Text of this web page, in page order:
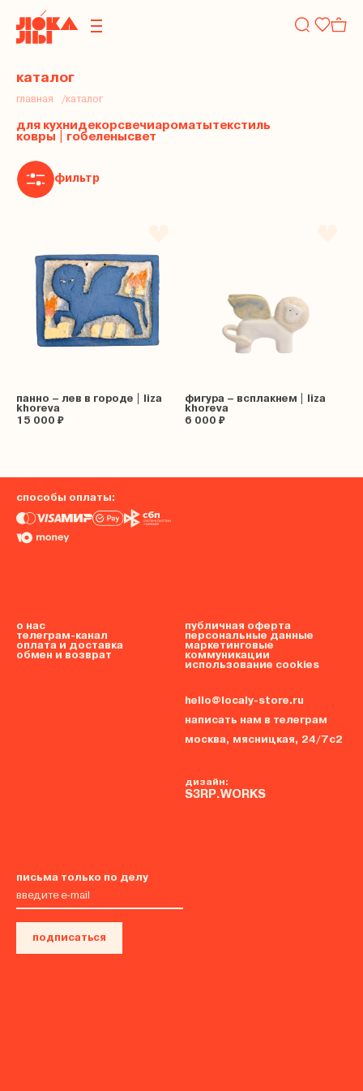
каталог
главная каталог
для кухнидекорсвечиароматытекстиль
ковры | гобеленысвет
панно – лев в городе | liza
khoreva
15 000 ₽
фигура – всплакнем | liza
khoreva
6 000 ₽
фильтр
письма только по делу
подписаться
о нас
телеграм-канал
оплата и доставка
обмен и возврат
публичная оферта
персональные данные
маркетинговые
коммуникации
использование cookies
hello@localy-store.ru
написать нам в телеграм
москва, мясницкая, 24/7с2
дизайн:
S3RP.WORKS
способы оплаты: